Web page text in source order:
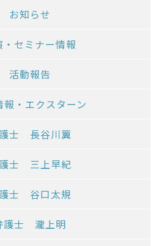
お知らせ
・セミナー情報
活動報告
報・エクスターン
士 長谷川翼
士 三上早紀
士 谷口太規
護士 瀧上明